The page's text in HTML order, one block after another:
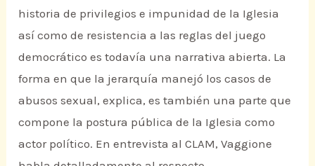
historia de privilegios e impunidad de la Iglesia
así como de resistencia a las reglas del juego
democrático es todavía una narrativa abierta. La
forma en que la jerarquía manejó los casos de
abusos sexual, explica, es también una parte que
compone la postura pública de la Iglesia como
actor político. En entrevista al CLAM, Vaggione